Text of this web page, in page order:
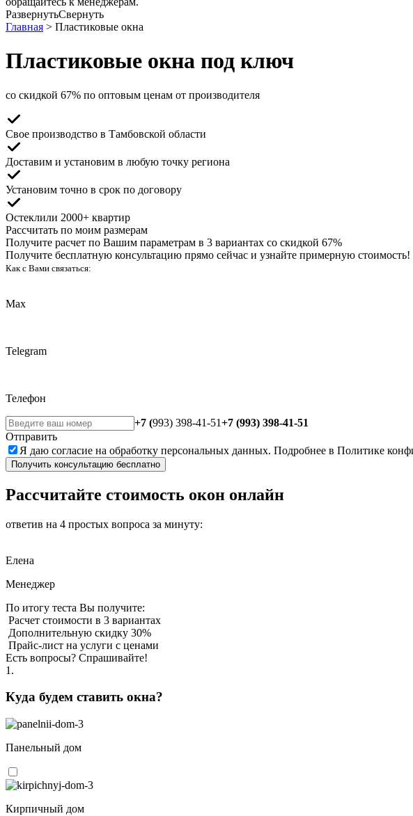
РазвернутьСвернуть
Главная > Пластиковые окна
Пластиковые окна под ключ
со скидкой 67% по оптовым ценам от производителя
Свое производство в Тамбовской области
Доставим и установим в любую точку региона
Установим точно в срок по договору
Остеклили 2000+ квартир
Рассчитать по моим размерам
Получите расчет по Вашим параметрам в 3 вариантах со скидкой 67%
Получите бесплатную консультацию прямо сейчас и узнайте примерную стоимость!
Как с Вами связаться:
Max
Telegram
Телефон
+7 (993) 398-41-51+7 (993) 398-41-51
Отправить
Я даю согласие на обработку персональных данных. Подробнее в Политике
Получить консультацию бесплатно
Рассчитайте стоимость окон онлайн
ответив на 4 простых вопроса за минуту:
Елена
Менеджер
По итогу теста Вы получите:
Расчет стоимости в 3 вариантах
Дополнительную скидку 30%
Прайс-лист на услуги с ценами
Есть вопросы? Спрашивайте!
1.
Куда будем ставить окна?
Панельный дом
Кирпичный дом